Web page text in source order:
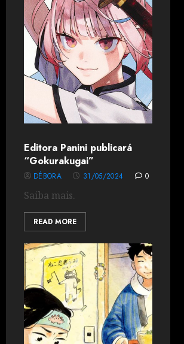
Editora Panini publicará
“Gokurakugai”
DÉBORA 31/05/2024 0
Saiba mais.
READ MORE